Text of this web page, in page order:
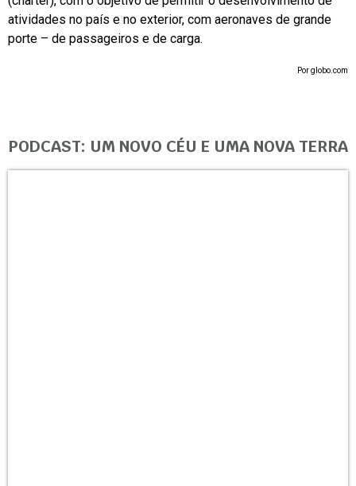
atividades no país e no exterior, com aeronaves de grande
porte – de passageiros e de carga.
Por globo.com
PODCAST: UM NOVO CÉU E UMA NOVA TERRA